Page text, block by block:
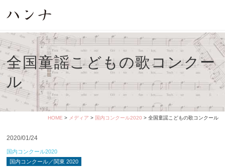
全国童謡こどもの歌コンクー
ル
HOME > メディア > 国内コンクール2020 > 全国童謡こどもの歌コンクール
2020/01/24
国内コンクール2020
国内コンクール／関東 2020